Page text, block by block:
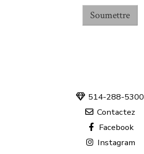
Soumettre
514-288-5300
Contactez
Facebook
Instagram